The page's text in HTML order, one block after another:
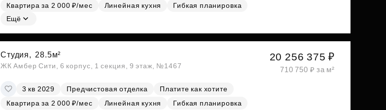
Квартира за 2 000 ₽/мес
Линейная кухня
Гибкая планировка
Ещё
Студия, 28.5м²
ЖК Амбер Сити, 6 корпус, 1 секция, 9 этаж, №1467
3 кв 2029 Предчистовая отделка
Платите как хотите
Квартира за 2 000 ₽/мес
Линейная кухня
Гибкая планировка
20 256 375 ₽
710 750 ₽ за м²